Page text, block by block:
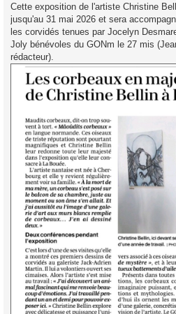
e
Cette exposition de l'artiste Christine
jusqu'au 31 mai 2026 et sera
les corvidés tenues par Jocelyn
Joly bénévoles du GONm le 27 mis
rédacteur).